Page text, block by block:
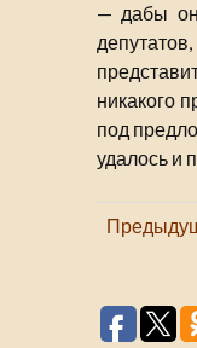
— дабы
никакого
под
удалось и